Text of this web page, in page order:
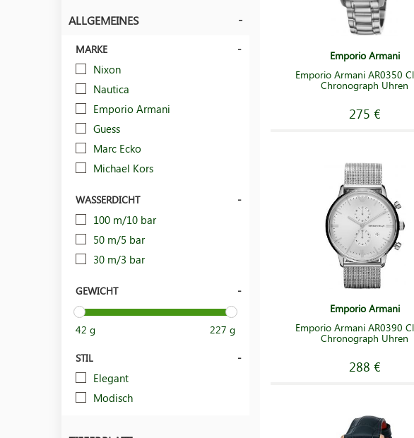
ALLGEMEINES
MARKE
Nixon
Nautica
Emporio Armani
Guess
Marc Ecko
Michael Kors
WASSERDICHT
100 m/10 bar
50 m/5 bar
30 m/3 bar
GEWICHT
42 g 227 g
STIL
Elegant
Modisch
Emporio Armani
Emporio Armani AR0350
Chronograph Uhren
275 €
Emporio Armani
Emporio Armani AR0390
Chronograph Uhren
288 €